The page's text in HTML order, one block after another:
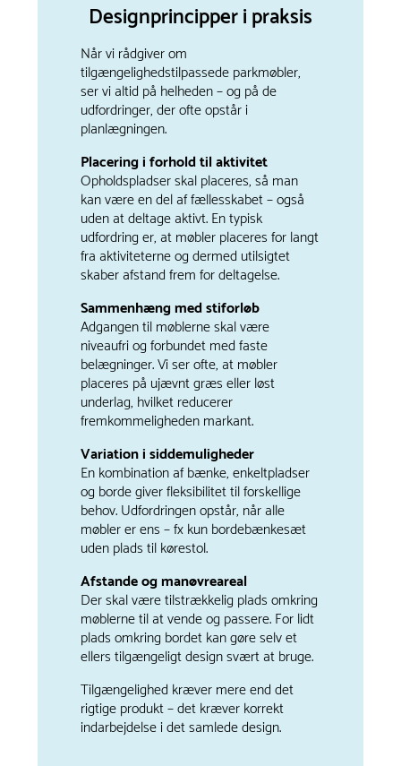
Designprincipper i praksis
Når vi rådgiver om
tilgængelighedstilpassede parkmøbler,
ser vi altid på helheden – og på de
udfordringer, der ofte opstår i
planlægningen.
Placering i forhold til aktivitet
Opholdspladser skal placeres, så man
kan være en del af fællesskabet – også
uden at deltage aktivt. En typisk
udfordring er, at møbler placeres for langt
fra aktiviteterne og dermed utilsigtet
skaber afstand frem for deltagelse.
Sammenhæng med stiforløb
Adgangen til møblerne skal være
niveaufri og forbundet med faste
belægninger. Vi ser ofte, at møbler
placeres på ujævnt græs eller løst
underlag, hvilket reducerer
fremkommeligheden markant.
Variation i siddemuligheder
En kombination af bænke, enkeltpladser
og borde giver fleksibilitet til forskellige
behov. Udfordringen opstår, når alle
møbler er ens – fx kun bordebænkesæt
uden plads til kørestol.
Afstande og manøvreareal
Der skal være tilstrækkelig plads omkring
møblerne til at vende og passere. For lidt
plads omkring bordet kan gøre selv et
ellers tilgængeligt design svært at bruge.
Tilgængelighed kræver mere end det
rigtige produkt – det kræver korrekt
indarbejdelse i det samlede design.